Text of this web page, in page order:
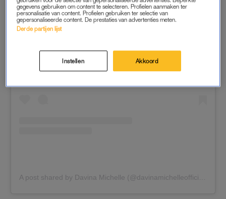
A post shared by Davina Michelle (@davinamichelleofficial)
gegevens gebruiken om content te selecteren. Profielen aanmaken ter
personalisatie van content. Profielen gebruiken ter selectie van
gepersonaliseerde content. De prestaties van advertenties meten.
Derde partijen lijst
Instellen Akkoord